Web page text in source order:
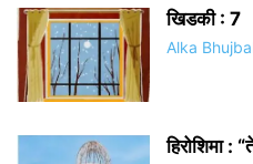
खिडकी : 7
Alka
हिरोशिमा :